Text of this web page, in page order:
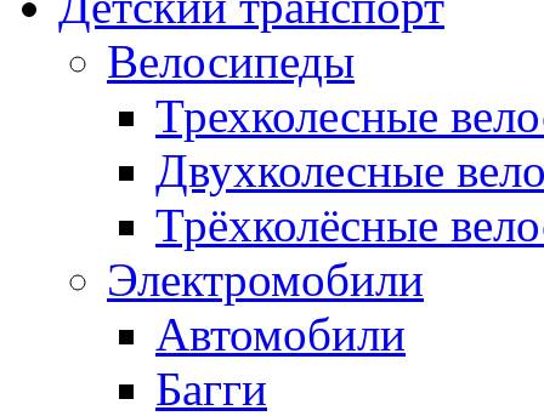
Велосипеды
Трехколесные
Двухколесные
Трёхколёсные
Электромобили
Автомобили
Багги